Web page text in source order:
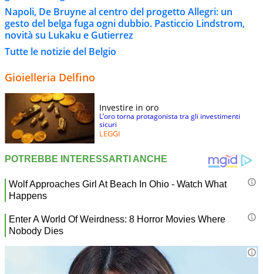
Napoli, De Bruyne al centro del progetto Allegri: un
gesto del belga fuga ogni dubbio. Pasticcio Lindstrom,
novità su Lukaku e Gutierrez
Tutte le notizie del Belgio
Gioielleria Delfino
Investire in oro
L’oro torna protagonista tra gli investimenti
sicuri
LEGGI